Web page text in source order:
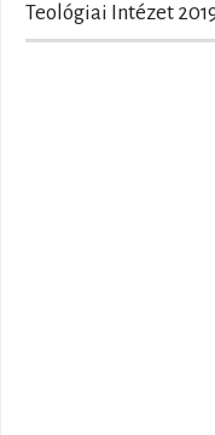
Teológiai Intézet